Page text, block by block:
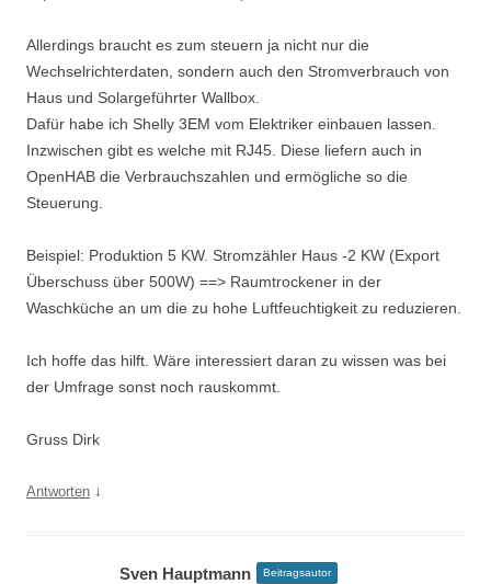
Allerdings braucht es zum steuern ja nicht nur die
Wechselrichterdaten, sondern auch den Stromverbrauch von
Haus und Solargeführter Wallbox.
Dafür habe ich Shelly 3EM vom Elektriker einbauen lassen.
Inzwischen gibt es welche mit RJ45. Diese liefern auch in
OpenHAB die Verbrauchszahlen und ermögliche so die
Steuerung.
Beispiel: Produktion 5 KW. Stromzähler Haus -2 KW (Export
Überschuss über 500W) ==> Raumtrockener in der
Waschküche an um die zu hohe Luftfeuchtigkeit zu reduzieren.
Ich hoffe das hilft. Wäre interessiert daran zu wissen was bei
der Umfrage sonst noch rauskommt.
Gruss Dirk
Antworten ↓
Sven Hauptmann Beitragsautor